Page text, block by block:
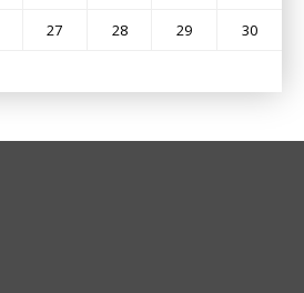
27 28 29 30